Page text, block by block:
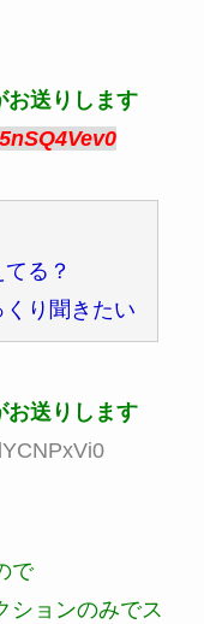
お送りします
る？
り聞きたい
お送りします
で
ションのみでス